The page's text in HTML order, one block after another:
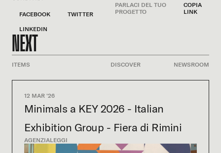
FACEBOOK
TWITTER
LINKEDIN
PARLACI DEL TUO
PROGETTO
COPIA
LINK
NEXT
ITEMS DISCOVER NEWSROOM
12 MAR '26
Minimals a KEY 2026 - Italian
Exhibition Group - Fiera di Rimini
AGENZIALEGGI